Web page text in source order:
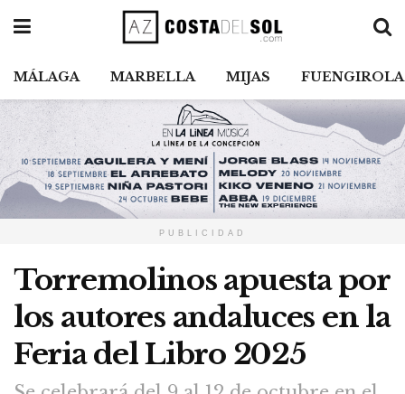
MÁLAGA MARBELLA MIJAS FUENGIROLA
PUBLICIDAD
Torremolinos apuesta por
los autores andaluces en la
Feria del Libro 2025